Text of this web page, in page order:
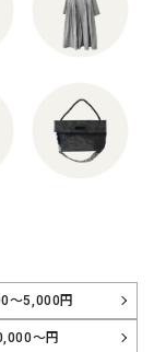
～5,000円
～円